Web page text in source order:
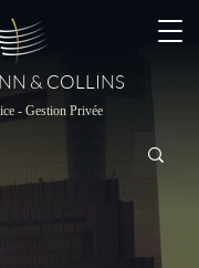
& COLLINS
- Gestion Privée